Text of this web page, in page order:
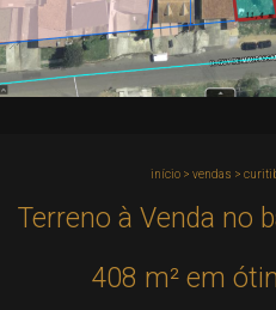
início> vendas >
Terreno à Venda no
408 m² em